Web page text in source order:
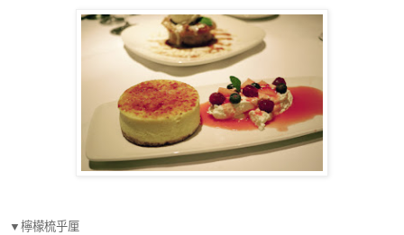
▼檸檬梳乎厘